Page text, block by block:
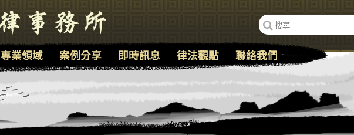
專業領域 案例分享 即時訊息 律法觀點 聯絡我們